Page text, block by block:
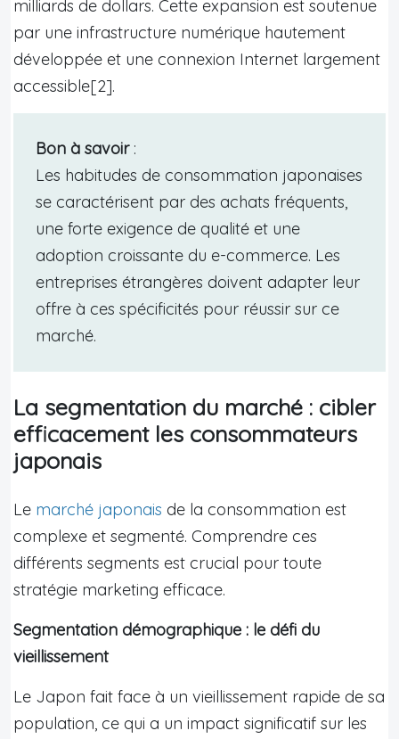
milliards de dollars. Cette expansion est soutenue
par une infrastructure numérique hautement
développée et une connexion Internet largement
accessible[2].
Bon à savoir:
Les habitudes de consommation japonaises
se caractérisent par des achats fréquents,
une forte exigence de qualité et une
adoption croissante du e-commerce. Les
entreprises étrangères doivent adapter leur
offre à ces spécificités pour réussir sur ce
marché.
La segmentation du marché : cibler
efficacement les consommateurs
japonais
Le marché japonais de la consommation est
complexe et segmenté. Comprendre ces
différents segments est crucial pour toute
stratégie marketing efficace.
Segmentation démographique : le défi du
vieillissement
Le Japon fait face à un vieillissement rapide de sa
population, ce qui a un impact significatif sur les